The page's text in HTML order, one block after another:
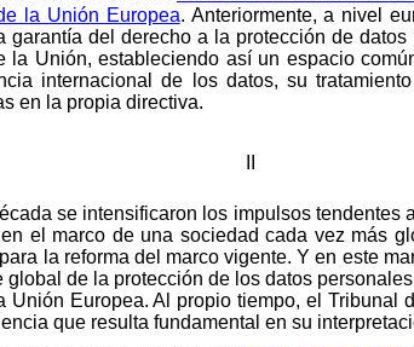
la Unión Europea. Anteriormente, a nivel
garantía del derecho a la protección de
Unión, estableciendo así un espacio
internacional de los datos, su
en la propia directiva.
se intensificaron los impulsos tendentes
el marco de una sociedad cada vez más
la reforma del marco vigente. Y en este
de la protección de los datos
Unión Europea. Al propio tiempo, el
que resulta fundamental en su